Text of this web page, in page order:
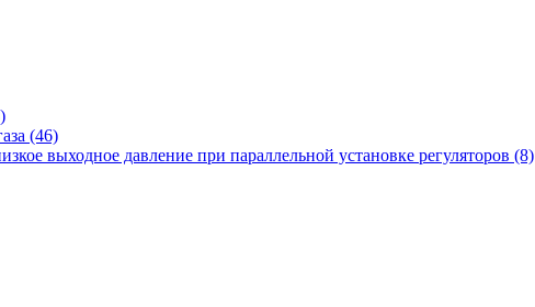
(46)
выходное давление при параллельной установке регуляторов (8)